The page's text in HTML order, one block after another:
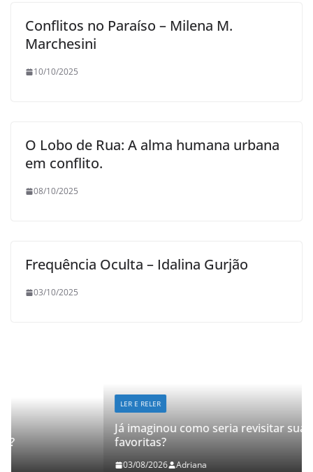
Conflitos no Paraíso – Milena M.
Marchesini
10/10/2025
O Lobo de Rua: A alma humana urbana
em conflito.
08/10/2025
Frequência Oculta – Idalina Gurjão
03/10/2025
Já imaginou como seria revisitar suas histórias
favoritas?
Adriana